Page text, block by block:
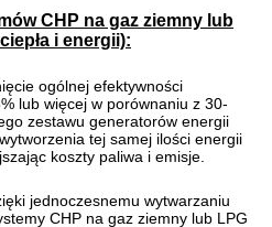
CHP na gaz ziemny lub
i energii):
ogólnej efektywności
lub więcej w porównaniu z 30-
zestawu generatorów energii
tej samej ilości energii
koszty paliwa i emisje.
jednoczesnemu wytwarzaniu
CHP na gaz ziemny lub LPG